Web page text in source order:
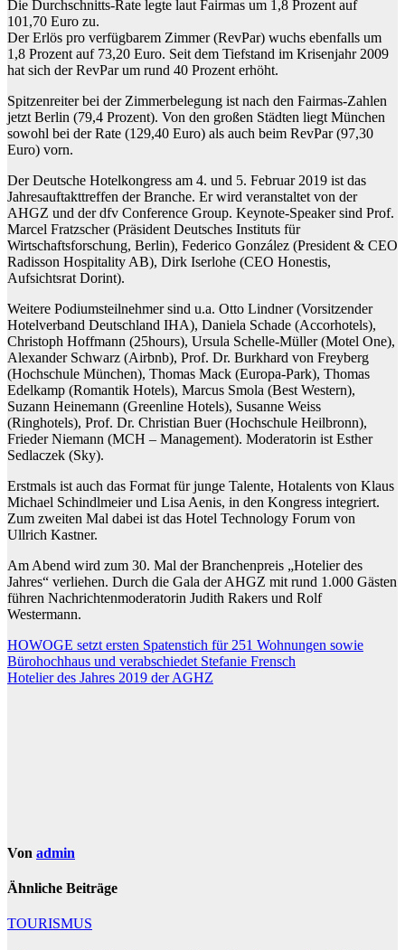
Die Durchschnitts-Rate legte laut Fairmas um 1,8 Prozent auf
101,70 Euro zu.
Der Erlös pro verfügbarem Zimmer (RevPar) wuchs ebenfalls um
1,8 Prozent auf 73,20 Euro. Seit dem Tiefstand im Krisenjahr 2009
hat sich der RevPar um rund 40 Prozent erhöht.
Spitzenreiter bei der Zimmerbelegung ist nach den Fairmas-Zahlen
jetzt Berlin (79,4 Prozent). Von den großen Städten liegt München
sowohl bei der Rate (129,40 Euro) als auch beim RevPar (97,30
Euro) vorn.
Der Deutsche Hotelkongress am 4. und 5. Februar 2019 ist das
Jahresauftakttreffen der Branche. Er wird veranstaltet von der
AHGZ und der dfv Conference Group. Keynote-Speaker sind Prof.
Marcel Fratzscher (Präsident Deutsches Instituts für
Wirtschaftsforschung, Berlin), Federico González (President & CEO
Radisson Hospitality AB), Dirk Iserlohe (CEO Honestis,
Aufsichtsrat Dorint).
Weitere Podiumsteilnehmer sind u.a. Otto Lindner (Vorsitzender
Hotelverband Deutschland IHA), Daniela Schade (Accorhotels),
Christoph Hoffmann (25hours), Ursula Schelle-Müller (Motel One),
Alexander Schwarz (Airbnb), Prof. Dr. Burkhard von Freyberg
(Hochschule München), Thomas Mack (Europa-Park), Thomas
Edelkamp (Romantik Hotels), Marcus Smola (Best Western),
Suzann Heinemann (Greenline Hotels), Susanne Weiss
(Ringhotels), Prof. Dr. Christian Buer (Hochschule Heilbronn),
Frieder Niemann (MCH – Management). Moderatorin ist Esther
Sedlaczek (Sky).
Erstmals ist auch das Format für junge Talente, Hotalents von Klaus
Michael Schindlmeier und Lisa Aenis, in den Kongress integriert.
Zum zweiten Mal dabei ist das Hotel Technology Forum von
Ullrich Kastner.
Am Abend wird zum 30. Mal der Branchenpreis „Hotelier des
Jahres“ verliehen. Durch die Gala der AHGZ mit rund 1.000 Gästen
führen Nachrichtenmoderatorin Judith Rakers und Rolf
Westermann.
Beitragsnavigation
HOWOGE setzt ersten Spatenstich für 251 Wohnungen sowie
Bürohochhaus und verabschiedet Stefanie Frensch
Hotelier des Jahres 2019 der AGHZ
Von admin
Ähnliche Beiträge
TOURISMUS